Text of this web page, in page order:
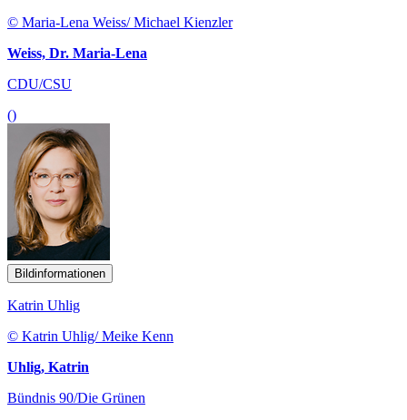
© Maria-Lena Weiss/ Michael Kienzler
Weiss, Dr. Maria-Lena
CDU/CSU
()
Bildinformationen
Katrin Uhlig
© Katrin Uhlig/ Meike Kenn
Uhlig, Katrin
Bündnis 90/Die Grünen